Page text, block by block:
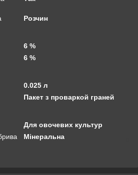
Розчин
6 %
6 %
0.025 л
Пакет з проваркой граней
Для овочевих культур
Мінеральна